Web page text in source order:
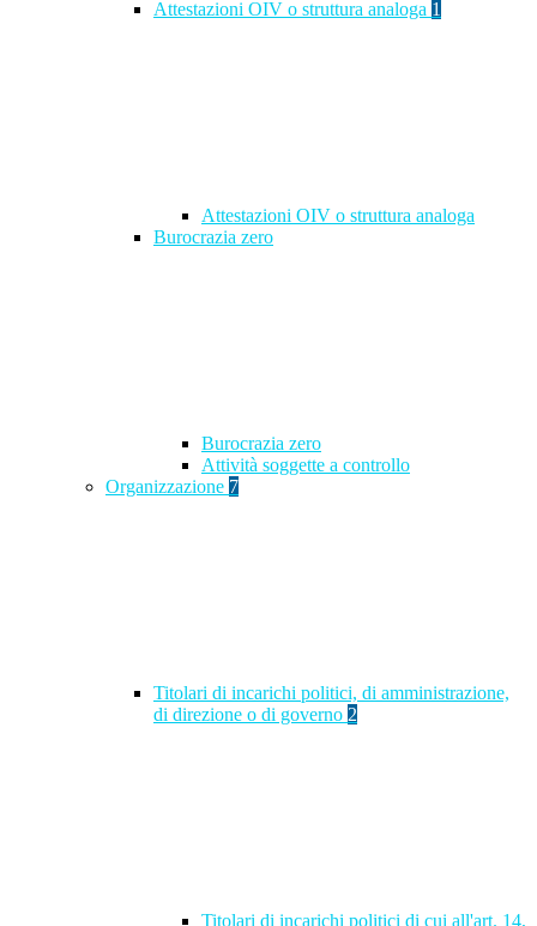
Attestazioni OIV o struttura analoga 1
Attestazioni OIV o struttura analoga
Burocrazia zero
Burocrazia zero
Attività soggette a controllo
Organizzazione 7
Titolari di incarichi politici, di amministrazione,
di direzione o di governo 2
Titolari di incarichi politici di cui all'art. 14,